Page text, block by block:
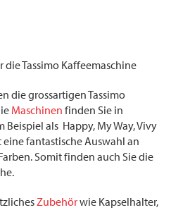
die Tassimo Kaffeemaschine
die grossartigen Tassimo
Maschinen finden Sie in
als Happy, My Way, Vivy
fantastische Auswahl an
Somit finden auch Sie die
Zubehörwie Kapselhalter,